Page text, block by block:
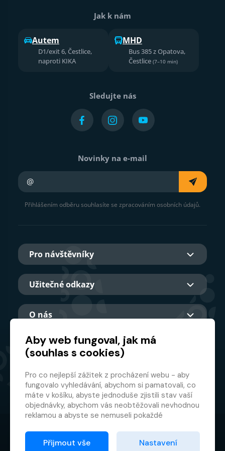
Jak k nám
Autem
D1/exit 6, Čestlice,
naproti KIKA
MHD
Bus 385 z Opatova,
Čestlice (7–10 min)
Sledujte nás
Novinky na e-mail
Přihlášením odběru souhlasíte se zpracováním osobních údajů.
Pro návštěvníky
Užitečné odkazy
O nás
Hlavní partner
© 2026 GMF Aquapark Prague, a.s.
Aby web fungoval, jak má
(souhlas s cookies)
Pro co nejlepší zážitek z procházení webu - aby
fungovalo vyhledávání, abychom si pamatovali, co
máte v košíku, abyste jednoduše zjistili stav vaší
objednávky, abychom vás neobtěžovali nevhodnou
reklamou a abyste se nemuseli pokaždé
Proto od vás potřebujeme souhlas se
Přijmout vše Nastavení